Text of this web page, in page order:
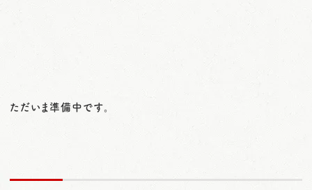
ただいま準備中です。